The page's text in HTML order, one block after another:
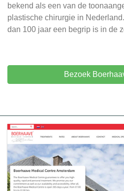
bekend als een van de
plastische chirurgie in
dan 100 jaar een begrip is in de
Bezoek